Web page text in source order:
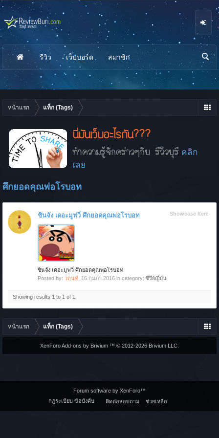
หน้าแรก แท็ก (Tags)
นี่มันเว็บอะไรกัน???
ทำความรู้จักคร่าวๆกับ รีวิวบุรี คลิก
เลย
ศึกยอดคุณพ่อโรบอท
Showcase Item
ชินจัง เดอะมูฟวี่ ศึกยอดคุณพ่อโรบอท
ชินจัง เดอะมูฟวี่ ศึกยอดคุณพ่อโรบอท
Posted by: วฤนท์ 16 กุมภา 2016 in category: ซีรีย์ญี่ปุ่น
Showing results 1 to 1 of 1
หน้าแรก แท็ก (Tags)
XenForo Add-ons by Brivium ™ © 2012-2026 Brivium LLC.
รีวิว เว็บบอร์ด สมาชิก
นห
า
Forum software by XenForo™
กฎระเบียบ ข้อบังคับ
ติดต่อสอบถาม ช่วยเหลือ